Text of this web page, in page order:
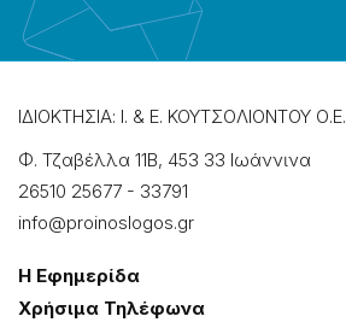
ΙΔΙΟΚΤΗΣΙΑ: Ι. & Ε. ΚΟΥΤΣΟΛΙΟΝΤΟΥ Ο.Ε.
Φ. Τζαβέλλα 11Β, 453 33 Ιωάννɩνα
26510 25677 - 33791
info@proinoslogos.gr
Η Εφημερίδα
Χρήσɩμα Τηλέφωνα